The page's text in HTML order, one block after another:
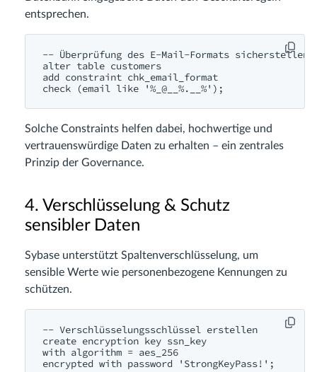
entsprechen.
-- Überprüfung des E-Mail-Formats sicherstellen
alter table customers
add constraint chk_email_format
Solche Constraints helfen dabei, hochwertige und
vertrauenswürdige Daten zu erhalten – ein zentrales
Prinzip der Governance.
4. Verschlüsselung & Schutz
sensibler Daten
Sybase unterstützt Spaltenverschlüsselung, um
sensible Werte wie personenbezogene Kennungen zu
schützen.
-- Verschlüsselungsschlüssel erstellen
create encryption key ssn_key
with algorithm = aes_256
encrypted with password 'StrongKeyPass!';